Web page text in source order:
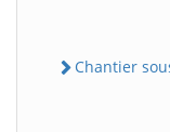
Chantier